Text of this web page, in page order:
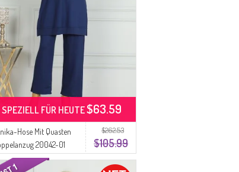
$262.53
$105.99
Hose Mit Quasten
20042-01
SPEZIELL FÜR HEUTE$63.59